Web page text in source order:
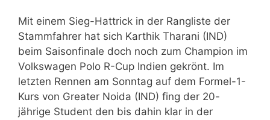
Mit einem Sieg-Hattrick in der Rangliste der
Stammfahrer hat sich Karthik Tharani (IND)
beim Saisonfinale doch noch zum Champion im
Volkswagen Polo R-Cup Indien gekrönt. Im
letzten Rennen am Sonntag auf dem Formel-1-
Kurs von Greater Noida (IND) fing der 20-
jährige Student den bis dahin klar in der